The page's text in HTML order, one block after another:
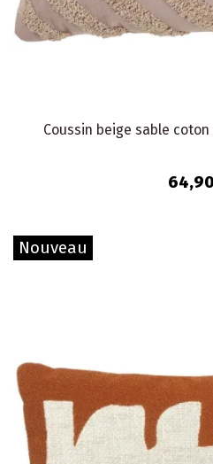
Coussin beige sable
Nouveau